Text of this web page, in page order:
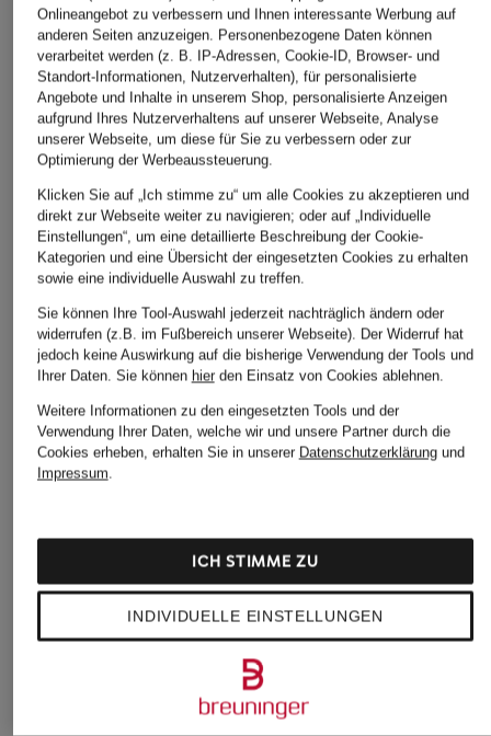
+Aktionsrabatt
Marc O'Polo
Marc O'Polo
Strickweste aus
Bouclé
59,99 €
Bestpreis:50,99 €
MRS & HUGS
Onlineangebot zu verbessern und Ihnen interessante Werbung auf
anderen Seiten anzuzeigen. Personenbezogene Daten können
verarbeitet werden (z. B. IP-Adressen, Cookie-ID, Browser- und
Standort-Informationen, Nutzerverhalten), für personalisierte
Angebote und Inhalte in unserem Shop, personalisierte Anzeigen
aufgrund Ihres Nutzerverhaltens auf unserer Webseite, Analyse
unserer Webseite, um diese für Sie zu verbessern oder zur
Optimierung der Werbeaussteuerung.
Klicken Sie auf „Ich stimme zu“ um alle Cookies zu akzeptieren und
direkt zur Webseite weiter zu navigieren; oder auf „Individuelle
Einstellungen“, um eine detaillierte Beschreibung der Cookie-
Kategorien und eine Übersicht der eingesetzten Cookies zu erhalten
sowie eine individuelle Auswahl zu treffen.
Sie können Ihre Tool-Auswahl jederzeit nachträglich ändern oder
widerrufen (z.B. im Fußbereich unserer Webseite). Der Widerruf hat
jedoch keine Auswirkung auf die bisherige Verwendung der Tools und
Ihrer Daten. Sie können hierden Einsatz von Cookies ablehnen.
Weitere Informationen zu den eingesetzten Tools und der
Verwendung Ihrer Daten, welche wir und unsere Partner durch die
Cookies erheben, erhalten Sie in unserer Datenschutzerklärungund
Impressum.
INDIVIDUELLE EINSTELLUNGEN
ICH STIMME ZU